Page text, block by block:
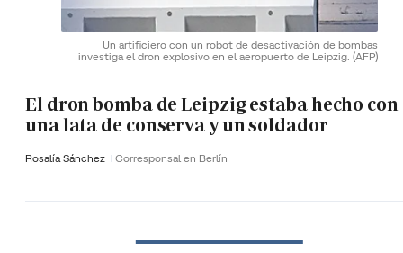
Un artificiero con un robot de desactivación de bombas
investiga el dron explosivo en el aeropuerto de Leipzig. (AFP)
El dron bomba de Leipzig estaba hecho con
una lata de conserva y un soldador
Rosalía Sánchez Corresponsal en Berlín